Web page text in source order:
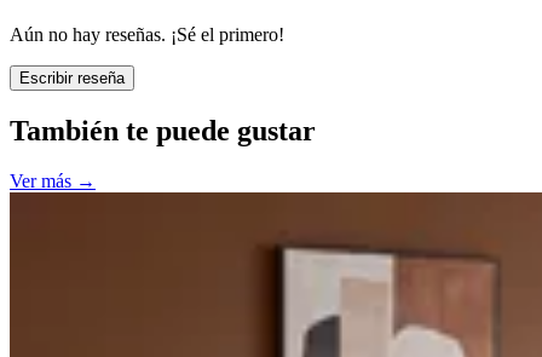
Aún no hay reseñas. ¡Sé el primero!
Escribir reseña
También te puede gustar
Ver más →